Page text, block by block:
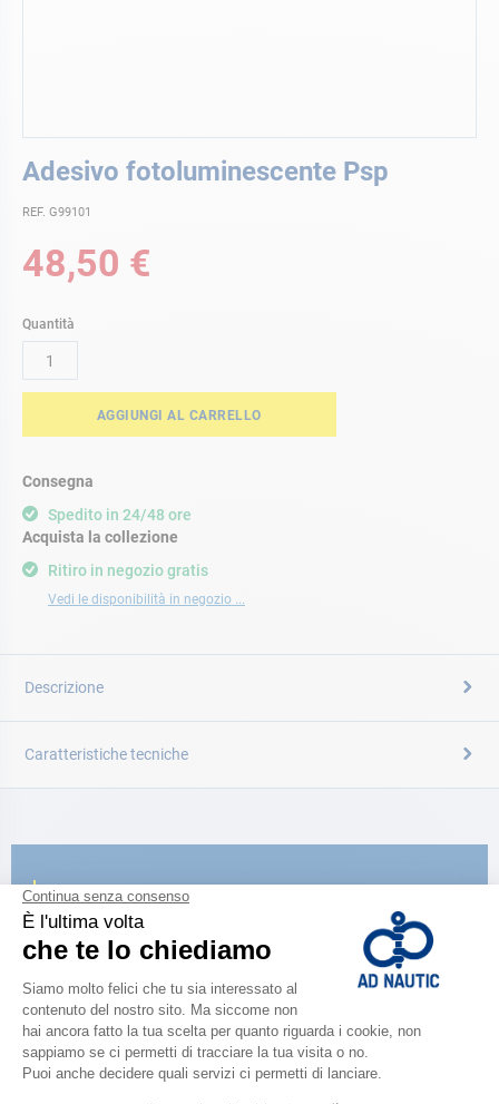
Adesivo fotoluminescente Psp
REF. G99101
48,50 €
Quantità
AGGIUNGI AL CARRELLO
Consegna
Spedito in 24/48 ore
Ritiro in negozio gratis
Vedi le disponibilità in negozio ...
Acquista la collezione
all'inizio
galleria
immagini
Descrizione
Caratteristiche tecniche
CATALOGARE
Scopri la
nuova guida AD 2026
SFOGLIA IL CATALOGO